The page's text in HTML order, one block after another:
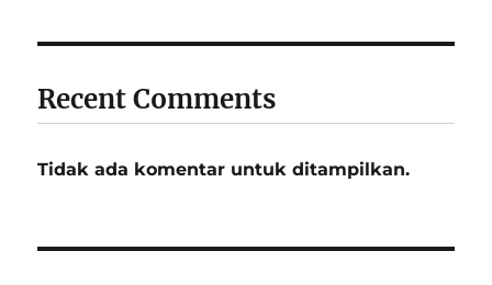
Recent Comments
Tidak ada komentar untuk ditampilkan.